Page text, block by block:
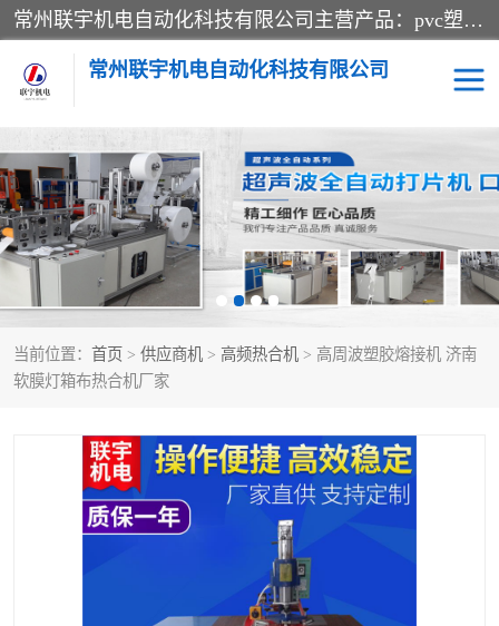
常州联宇机电自动化科技有限公司主营产品：pvc塑料焊机、高频热合机、软膜天花压边机、服装布料凹凸压花机、布料3d压印设备、服装植胶设备、超声波布料花边机、无纺布热合机、全自动压花机。
常州联宇机电自动化科技有限公司
当前位置： 首页 > 供应商机 > 高频热合机 > 高周波塑胶熔接机 济南
软膜灯箱布热合机厂家
压花定型机以及压花模具 超声波热合机
高频热合机 超声波花边机
超声波复合压花机 凹凸压花机压标机
3040凹凸压花机 双头服装凹凸压花机
高频压花压标机 自动超声波打片成型机
泡壳包装封口机 海绵产品成型机